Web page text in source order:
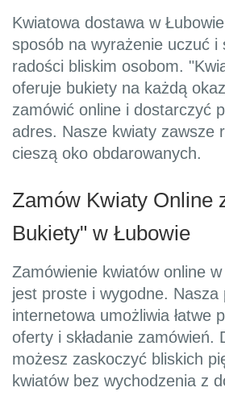
Kwiatowa dostawa w
sposób na wyrażenie uczuć i
radości bliskim osobom.
oferuje bukiety na każdą
zamówić online i dostarczyć
adres. Nasze kwiaty zawsze
cieszą oko obdarowanych.
Zamów Kwiaty Online
Bukiety" w Łubowie
Zamówienie kwiatów online
jest proste i wygodne. Nasza
internetowa umożliwia łatwe
oferty i składanie zamówień.
możesz zaskoczyć bliskich
kwiatów bez wychodzenia z